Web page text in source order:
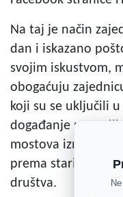
Na taj je način
dan i iskazano
svojim iskustvom,
obogaćuju
koji su se uključili
događanje
mostova između
prema starijima
društva.